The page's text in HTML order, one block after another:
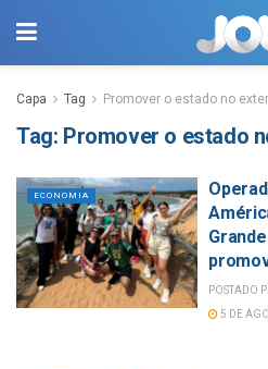
Capa Tag Promover o estado no
Tag: Promover o estado
ECONOMIA
POSTADO
5 DE